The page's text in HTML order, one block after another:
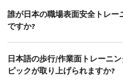
誰が日本の職場表面安全トレー
ですか?
日本語の歩行/作業面トレーニ
ピックが取り上げられますか?